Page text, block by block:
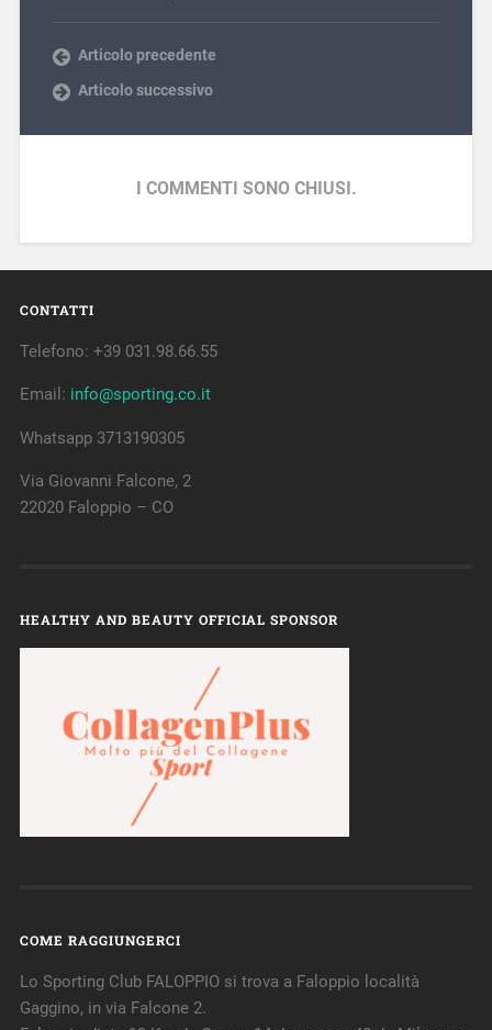
Articolo precedente
Articolo successivo
I COMMENTI SONO CHIUSI.
CONTATTI
Telefono: +39 031.98.66.55
Email: info@sporting.co.it
Whatsapp 3713190305
Via Giovanni Falcone, 2
22020 Faloppio – CO
HEALTHY AND BEAUTY OFFICIAL SPONSOR
COME RAGGIUNGERCI
Lo Sporting Club FALOPPIO si trova a Faloppio località
Gaggino, in via Falcone 2.